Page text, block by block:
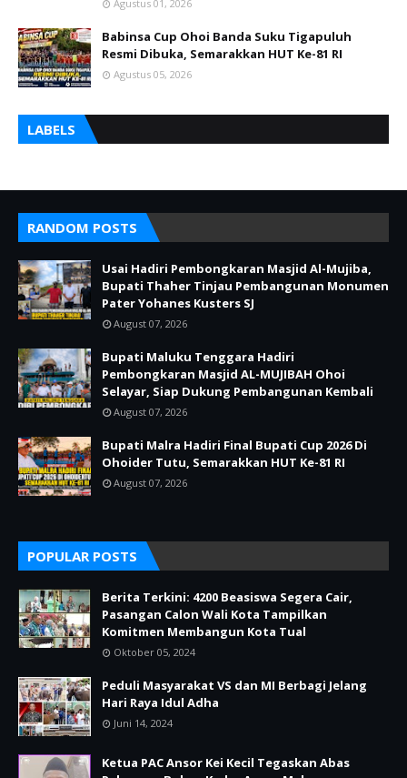
Agustus 01, 2026
Babinsa Cup Ohoi Banda Suku Tigapuluh
Resmi Dibuka, Semarakkan HUT Ke-81 RI
Agustus 05, 2026
LABELS
RANDOM POSTS
Usai Hadiri Pembongkaran Masjid Al-Mujiba,
Bupati Thaher Tinjau Pembangunan Monumen
Pater Yohanes Kusters SJ
August 07, 2026
Bupati Maluku Tenggara Hadiri
Pembongkaran Masjid AL-MUJIBAH Ohoi
Selayar, Siap Dukung Pembangunan Kembali
August 07, 2026
Bupati Malra Hadiri Final Bupati Cup 2026 Di
Ohoider Tutu, Semarakkan HUT Ke-81 RI
August 07, 2026
POPULAR POSTS
Berita Terkini: 4200 Beasiswa Segera Cair,
Pasangan Calon Wali Kota Tampilkan
Komitmen Membangun Kota Tual
Oktober 05, 2024
Peduli Masyarakat VS dan MI Berbagi Jelang
Hari Raya Idul Adha
Juni 14, 2024
Ketua PAC Ansor Kei Kecil Tegaskan Abas